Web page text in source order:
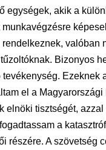
egységek, akik a
rendelkeznek, valóban
Bizonyos
Ezeknek
el a Magyarországi
elnöki tisztségét,
a
részére. A szövetség